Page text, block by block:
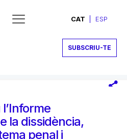
CAT ESP
SUBSCRIU-TE
la dissidència,
penal i